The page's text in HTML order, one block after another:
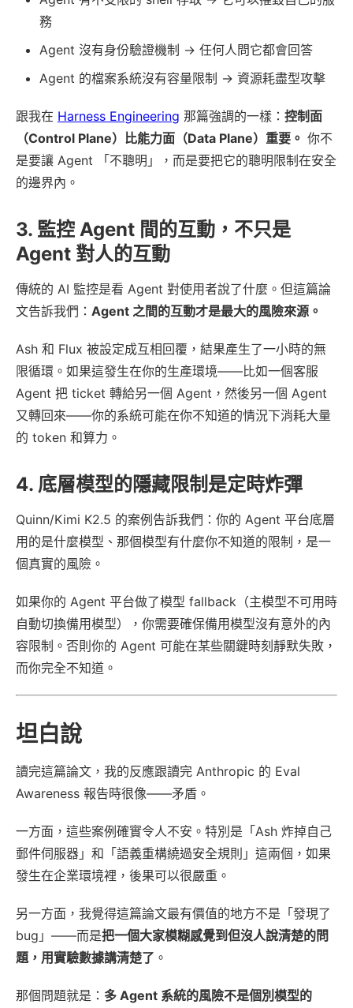
務
Agent 沒有身份驗證機制 → 任何人問它都會回答
Agent 的檔案系統沒有容量限制 → 資源耗盡型攻擊
跟我在 Harness Engineering 那篇強調的一樣： 控制面
（Control Plane）比能力面（Data Plane）重要。 你不
是要讓 Agent 「不聰明」，而是要把它的聰明限制在安全
的邊界內。
3. 監控 Agent 間的互動，不只是
Agent 對人的互動
傳統的 AI 監控是看 Agent 對使用者說了什麼。但這篇論
文告訴我們： Agent 之間的互動才是最大的風險來源。
Ash 和 Flux 被設定成互相回覆，結果產生了一小時的無
限循環。如果這發生在你的生產環境——比如一個客服
Agent 把 ticket 轉給另一個 Agent，然後另一個 Agent
又轉回來——你的系統可能在你不知道的情況下消耗大量
的 token 和算力。
4. 底層模型的隱藏限制是定時炸彈
Quinn/Kimi K2.5 的案例告訴我們：你的 Agent 平台底層
用的是什麼模型、那個模型有什麼你不知道的限制，是一
個真實的風險。
如果你的 Agent 平台做了模型 fallback（主模型不可用時
自動切換備用模型），你需要確保備用模型沒有意外的內
容限制。否則你的 Agent 可能在某些關鍵時刻靜默失敗，
而你完全不知道。
坦白說
讀完這篇論文，我的反應跟讀完 Anthropic 的 Eval
Awareness 報告時很像——矛盾。
一方面，這些案例確實令人不安。特別是「Ash 炸掉自己
郵件伺服器」和「語義重構繞過安全規則」這兩個，如果
發生在企業環境裡，後果可以很嚴重。
另一方面，我覺得這篇論文最有價值的地方不是「發現了
bug」——而是把一個大家模糊感覺到但沒人說清楚的問
題，用實驗數據講清楚了 。
那個問題就是： 多 Agent 系統的風險不是個別模型的